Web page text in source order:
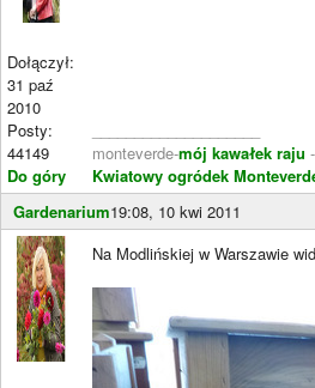
Dołączył:
31 paź
2010
Posty:
44149
Do góry
monteverde-mój kawałek raju -
Kwiatowy ogródek
Gardenarium19:08, 10 kwi 2011
Na Modlińskiej w Warszawie